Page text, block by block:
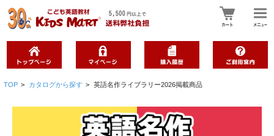
TOP > カタログから探す > 英語名作ライブラリー2026掲載商品